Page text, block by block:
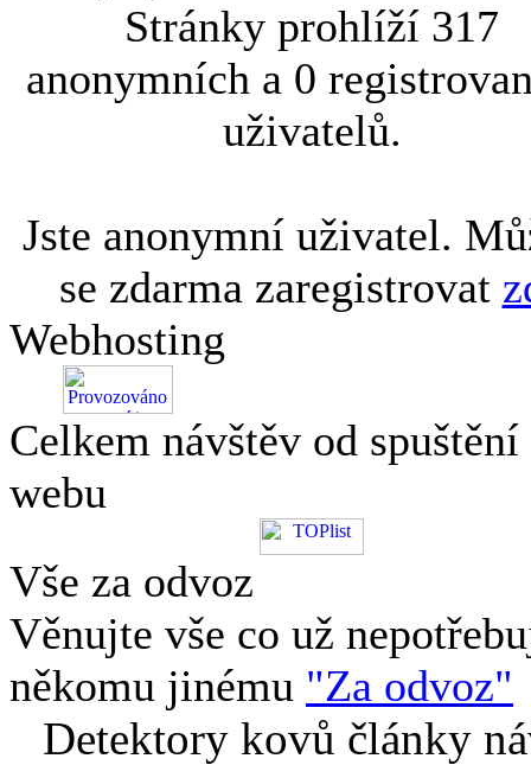
Stránky prohlíží 317
anonymních a 0
uživatelů.
Jste anonymní uživatel.
se zdarma zaregistrovat
Webhosting
Celkem návštěv od spuštění
webu
Vše za odvoz
Věnujte vše co už
někomu jinému "Za odvoz"
Detektory kovů články